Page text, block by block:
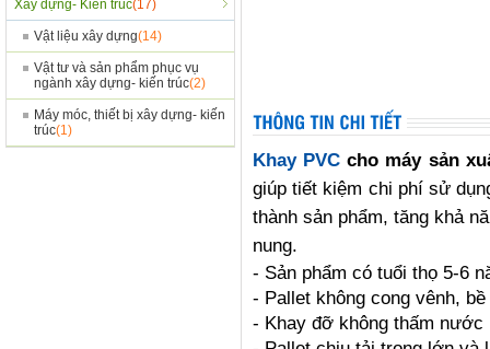
Xây dựng- Kiến trúc(17)
Vật liệu xây dựng(14)
Vật tư và sản phẩm phục vụ
ngành xây dựng- kiến trúc(2)
Máy móc, thiết bị xây dựng- kiến
trúc(1)
Khay PVC cho máy sản
giúp tiết kiệm chi phí sử
thành sản phẩm, tăng khả
nung.
- Sản phẩm có tuổi thọ 5-6
- Pallet không cong vênh,
- Khay đỡ không thấm nước